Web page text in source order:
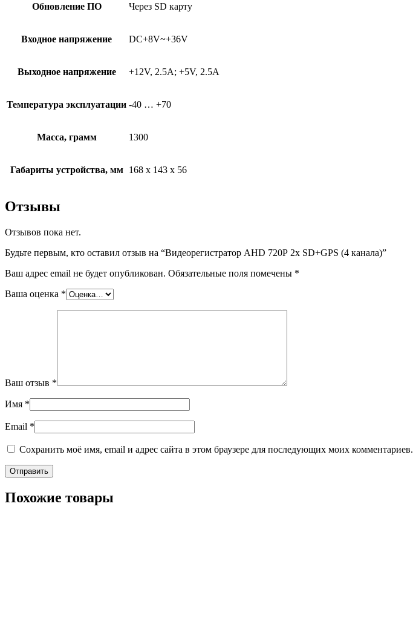
Обновление ПО Через SD карту
Входное напряжение DC+8V~+36V
Выходное напряжение +12V, 2.5A; +5V, 2.5A
Температура эксплуатации -40 … +70
Масса, грамм 1300
Габариты устройства, мм 168 х 143 х 56
Отзывы
Отзывов пока нет.
Будьте первым, кто оставил отзыв на “Видеорегистратор AHD 720Р 2х SD+GPS (4 канала)”
Ваш адрес email не будет опубликован. Обязательные поля помечены *
Ваша оценка *
Ваш отзыв *
Имя *
Email *
Сохранить моё имя, email и адрес сайта в этом браузере для последующих моих комментариев.
Похожие товары